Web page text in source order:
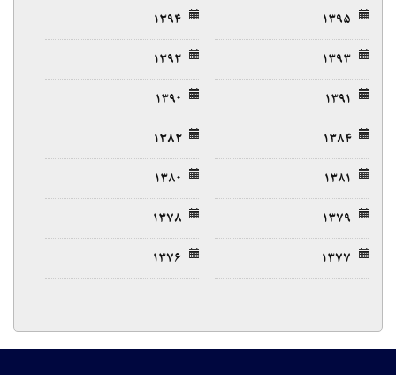
۱۳۹۵
۱۳۹۴
۱۳۹۳
۱۳۹۲
۱۳۹۱
۱۳۹۰
۱۳۸۴
۱۳۸۲
۱۳۸۱
۱۳۸۰
۱۳۷۹
۱۳۷۸
۱۳۷۷
۱۳۷۶